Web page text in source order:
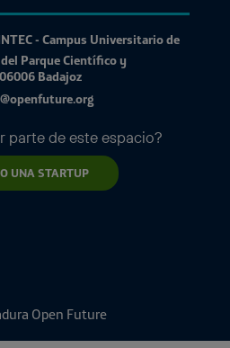
- Campus Universitario de
Parque Científico y
Badajoz
parte de este espacio?
UNA STARTUP
Open Future